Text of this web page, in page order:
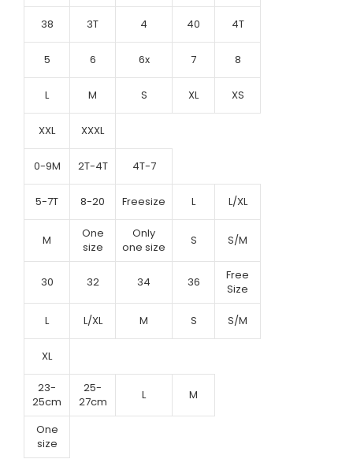
38 3T 4 40 4T
5 6 6x 7 8
L M S XL XS
XXL XXXL
0-9M 2T-4T 4T-7
5-7T 8-20 Freesize L L/XL
M
One
size
Only
one size
S S/M
30 32 34 36
Free
Size
L L/XL M S S/M
XL
23-
25cm
25-
27cm
L M
One
size